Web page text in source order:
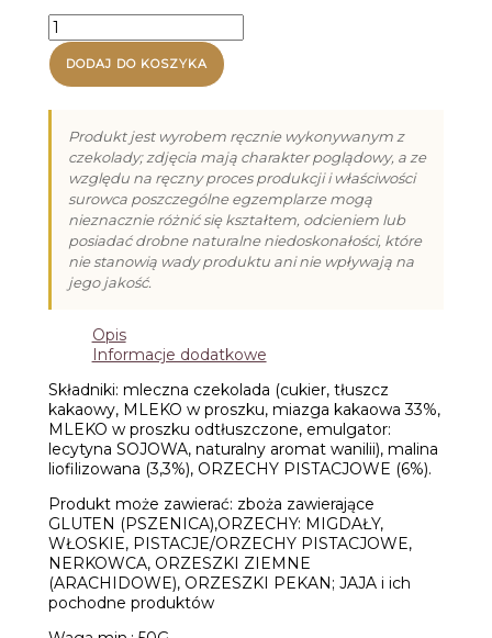
ilość
Duży
Baton
z
Malinami
Pistacjami
(50g)
DODAJ DO KOSZYKA
Produkt jest wyrobem ręcznie wykonywanym z
czekolady; zdjęcia mają charakter poglądowy, a ze
względu na ręczny proces produkcji i właściwości
surowca poszczególne egzemplarze mogą
nieznacznie różnić się kształtem, odcieniem lub
posiadać drobne naturalne niedoskonałości, które
nie stanowią wady produktu ani nie wpływają na
jego jakość.
Opis
Informacje dodatkowe
Składniki: mleczna czekolada (cukier, tłuszcz
kakaowy, MLEKO w proszku, miazga kakaowa 33%,
MLEKO w proszku odtłuszczone, emulgator:
lecytyna SOJOWA, naturalny aromat wanilii), malina
liofilizowana (3,3%), ORZECHY PISTACJOWE (6%).
Produkt może zawierać: zboża zawierające
GLUTEN (PSZENICA),ORZECHY: MIGDAŁY,
WŁOSKIE, PISTACJE/ORZECHY PISTACJOWE,
NERKOWCA, ORZESZKI ZIEMNE
(ARACHIDOWE), ORZESZKI PEKAN; JAJA i ich
pochodne produktów